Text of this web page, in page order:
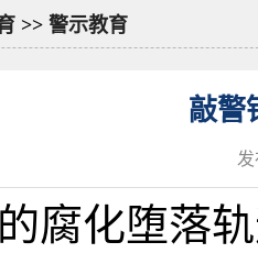
>> 警示教育
敲警
腐化堕落